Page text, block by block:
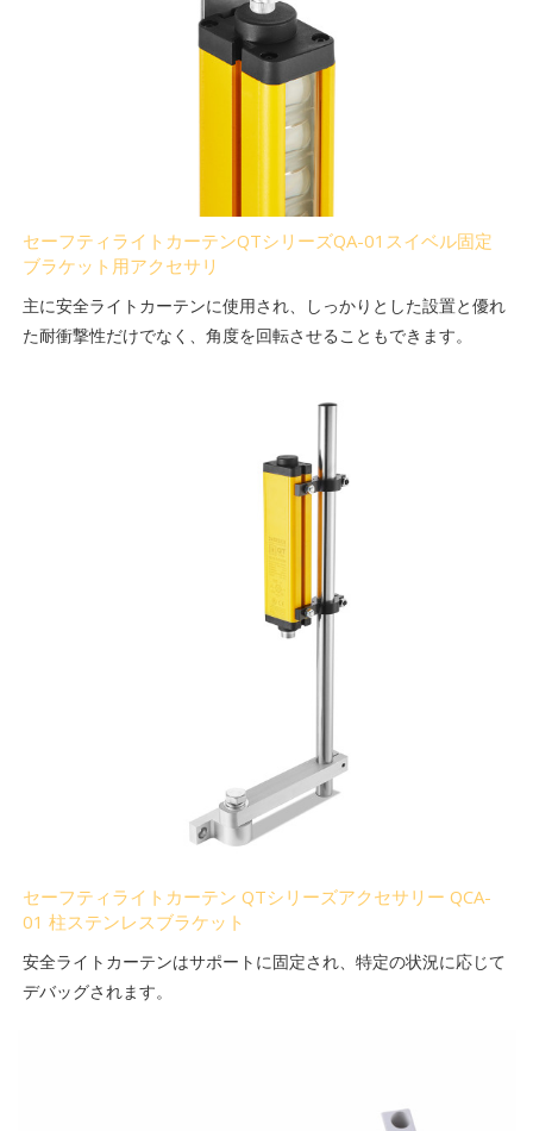
セーフティライトカーテンQTシリーズQA-01スイベル固定
ブラケット用アクセサリ
主に安全ライトカーテンに使用され、しっかりとした設置と優れ
た耐衝撃性だけでなく、角度を回転させることもできます。
セーフティライトカーテン QTシリーズアクセサリー QCA-
01 柱ステンレスブラケット
安全ライトカーテンはサポートに固定され、特定の状況に応じて
デバッグされます。